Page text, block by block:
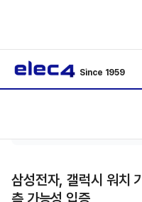
Since 1959
삼성전자, 갤럭시 워치
측 가능성 입증